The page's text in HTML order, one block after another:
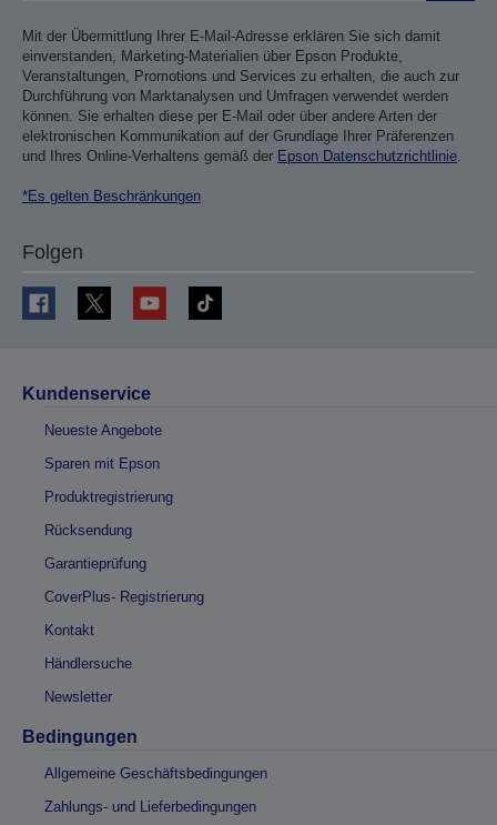
Mit der Übermittlung Ihrer E-Mail-Adresse erklären Sie sich damit
einverstanden, Marketing-Materialien über Epson Produkte,
Veranstaltungen, Promotions und Services zu erhalten, die auch zur
Durchführung von Marktanalysen und Umfragen verwendet werden
können. Sie erhalten diese per E-Mail oder über andere Arten der
elektronischen Kommunikation auf der Grundlage Ihrer Präferenzen
und Ihres Online-Verhaltens gemäß der Epson Datenschutzrichtlinie
*Es gelten Beschränkungen
Folgen
Kundenservice
Neueste Angebote
Sparen mit Epson
Produktregistrierung
Rücksendung
Garantieprüfung
CoverPlus- Registrierung
Kontakt
Händlersuche
Newsletter
Bedingungen
Allgemeine Geschäftsbedingungen
Zahlungs- und Lieferbedingungen